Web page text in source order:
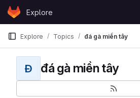
Skip to content
GitLabExplore
Explore Topics đá gà miền tây
Đ đá gà miền tây